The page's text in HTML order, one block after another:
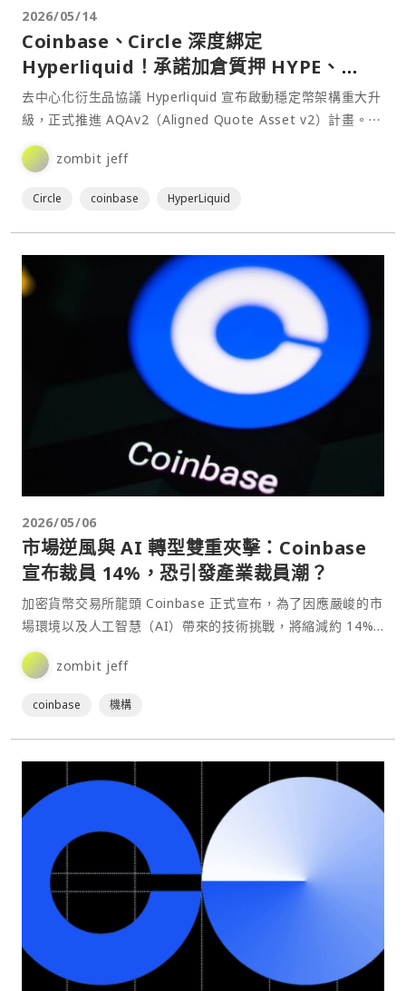
2026/05/14
Coinbase、Circle 深度綁定
Hyperliquid！承諾加倉質押 HYPE、
USDC 將成核心報價資產
去中心化衍生品協議 Hyperliquid 宣布啟動穩定幣架構重大升
級，正式推進 AQAv2（Aligned Quote Asset v2）計畫。⋯
zombit jeff
Circle coinbase HyperLiquid
2026/05/06
市場逆風與 AI 轉型雙重夾擊：Coinbase
宣布裁員 14%，恐引發產業裁員潮？
加密貨幣交易所龍頭 Coinbase 正式宣布，為了因應嚴峻的市
場環境以及人工智慧（AI）帶來的技術挑戰，將縮減約 14%
的人力，總計約有 660 名員工將面臨資⋯
zombit jeff
coinbase 機構